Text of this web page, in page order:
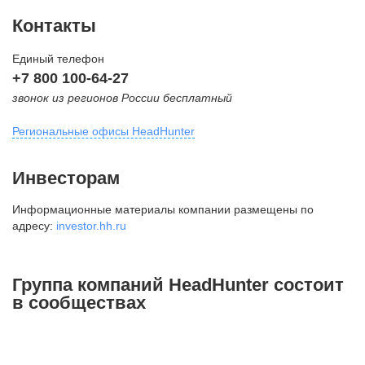
Контакты
Единый телефон
+7 800 100-64-27
звонок из регионов России бесплатный
Региональные офисы HeadHunter
внутригородская территория
Муниципальный округ Тверской,
2-я Брестская ул., д. 48,
+7 495 980-64-27
Инвесторам
Информационные материалы компании размещены по
адресу: investor.hh.ru
Группа компаний HeadHunter состоит
в сообществах